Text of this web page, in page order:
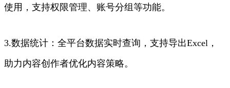
使用，支持权限管理、账号分组等功能。
3.数据统计：全平台数据实时查询，支持导出Excel，
助力内容创作者优化内容策略。